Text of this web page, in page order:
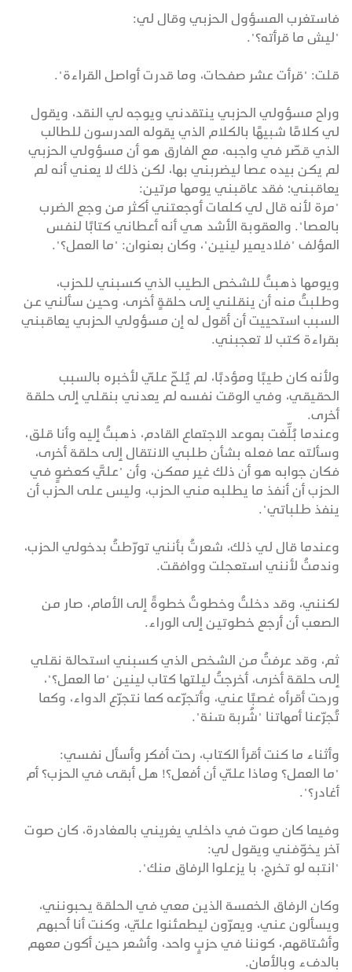
فاستغرب المسؤول الحزبي وقال لي:
"ليش ما قرأته؟".
قلت: "قرأت عشر صفحات، وما قدرت أواصل القراءة".
وراح مسؤولي الحزبي ينتقدني ويوجه لي النقد، ويقول
لي كلامًا شبيهًا بالكلام الذي يقوله المدرسون للطالب
الذي قصّر في واجبه، مع الفارق هو أن مسؤولي الحزبي
لم يكن بيده عصا ليضربني بها، لكن ذلك لا يعني أنه لم
يعاقبني؛ فقد عاقبني يومها مرتين:
"مرة لأنه قال لي كلمات أوجعتني أكثر من وجع الضرب
بالعصا". والعقوبة الأشد هي أنه أعطاني كتابًا لنفس
المؤلف "فلاديمير لينين"، وكان بعنوان: "ما العمل؟".
ويومها ذهبتُ للشخص الطيب الذي كسبني للحزب،
وطلبتُ منه أن ينقلني إلى حلقةٍ أخرى، وحين سألني عن
السبب استحييت أن أقول له إن مسؤولي الحزبي يعاقبني
بقراءة كتب لا تعجبني.
ولأنه كان طيبًا ومؤدبًا، لم يُلحّ عليّ لأخبره بالسبب
الحقيقي، وفي الوقت نفسه لم يعدني بنقلي إلى حلقة
أخرى.
وعندما بُلِّغت بموعد الاجتماع القادم، ذهبتُ إليه وأنا قلق،
وسألته عما فعله بشأن طلبي الانتقال إلى حلقة أخرى،
فكان جوابه هو أن ذلك غير ممكن، وأن "عليَّ كعضوٍ في
الحزب أن أنفذ ما يطلبه مني الحزب، وليس على الحزب أن
ينفذ طلباتي".
وعندما قال لي ذلك، شعرتُ بأنني تورّطتُ بدخولي الحزب،
وندمتُ لأنني استعجلت ووافقت.
لكنني، وقد دخلتُ وخطوتُ خطوةً إلى الأمام، صار من
الصعب أن أرجع خطوتين إلى الوراء.
ثم، وقد عرفتُ من الشخص الذي كسبني استحالة نقلي
إلى حلقة أخرى، أخرجتُ ليلتها كتاب لينين "ما العمل؟"،
ورحت أقرأه غصبًا عني، وأتجرّعه كما نتجرّع الدواء، وكما
تُجرّعنا أمهاتنا "شُربة سَنة".
وأثناء ما كنت أقرأ الكتاب، رحت أفكر وأسأل نفسي:
"ما العمل؟ وماذا عليّ أن أفعل؟! هل أبقى في الحزب؟ أم
أغادر؟".
وفيما كان صوت في داخلي يغريني بالمغادرة، كان صوت
آخر يخوّفني ويقول لي:
"انتبه لو تخرج، با يزعلوا الرفاق منك".
وكان الرفاق الخمسة الذين معي في الحلقة يحبونني،
ويسألون عني، ويمرّون ليطمئنوا عليّ، وكنت أنا أحبهم
وأشتاقهم، كوننا في حزبٍ واحد، وأشعر حين أكون معهم
بالدفء وبالأمان.